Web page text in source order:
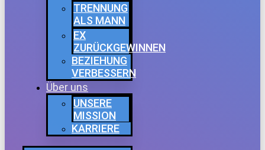
TRENNUNG
ALS MANN
EX
ZURÜCKGEWINNEN
BEZIEHUNG
VERBESSERN
Über uns
UNSERE
MISSION
KARRIERE